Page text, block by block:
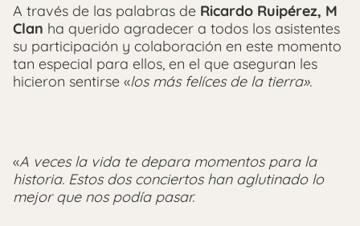
A través de las palabras de Ricardo Ruipérez, M
Clan ha querido agradecer a todos los asistentes
su participación y colaboración en este momento
tan especial para ellos, en el que aseguran les
hicieron sentirse «los más felíces de la tierra».
«A veces la vida te depara momentos para la
historia. Estos dos conciertos han aglutinado lo
mejor que nos podía pasar.